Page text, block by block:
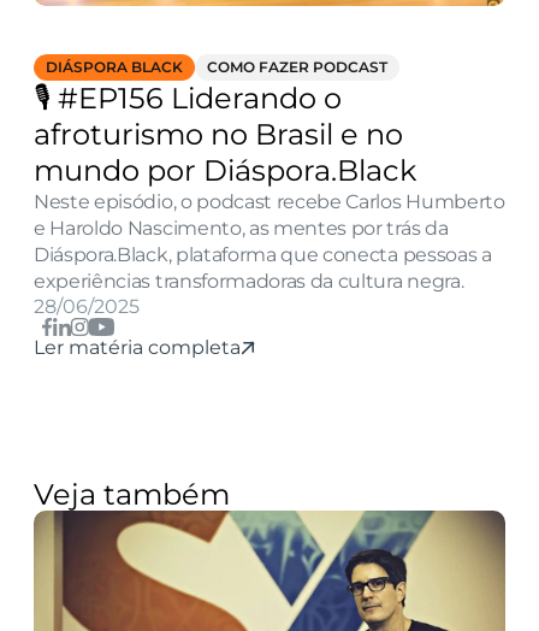
DIÁSPORA BLACK COMO FAZER PODCAST
🎙️ #EP156 Liderando o
afroturismo no Brasil e no
mundo por Diáspora.Black
Neste episódio, o podcast recebe Carlos Humberto
e Haroldo Nascimento, as mentes por trás da
Diáspora.Black, plataforma que conecta pessoas a
experiências transformadoras da cultura negra.
28/06/2025
Ler matéria completa
Veja também